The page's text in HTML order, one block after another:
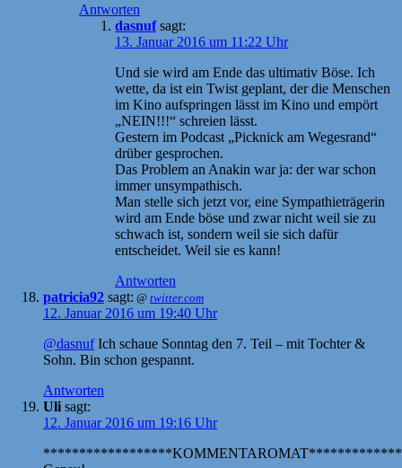
Antworten
dasnuf sagt:
13. Januar 2016 um 11:22 Uhr
Und sie wird am Ende das ultimativ Böse. Ich
wette, da ist ein Twist geplant, der die Menschen
im Kino aufspringen lässt im Kino und empört
„NEIN!!!“ schreien lässt.
Gestern im Podcast „Picknick am Wegesrand“
drüber gesprochen.
Das Problem an Anakin war ja: der war schon
immer unsympathisch.
Man stelle sich jetzt vor, eine Sympathieträgerin
wird am Ende böse und zwar nicht weil sie zu
schwach ist, sondern weil sie sich dafür
entscheidet. Weil sie es kann!
Antworten
patricia92 sagt: @ twitter.com
12. Januar 2016 um 19:40 Uhr
@dasnufIch schaue Sonntag den 7. Teil – mit Tochter &
Sohn. Bin schon gespannt.
Antworten
Uli sagt:
12. Januar 2016 um 19:16 Uhr